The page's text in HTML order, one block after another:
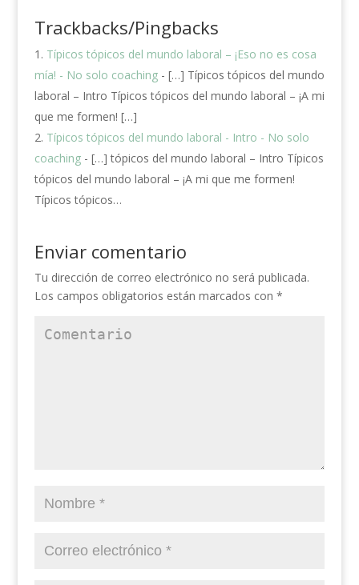
Trackbacks/Pingbacks
Típicos tópicos del mundo laboral – ¡Eso no es cosa
mía! - No solo coaching- […] Típicos tópicos del mundo
laboral – Intro Típicos tópicos del mundo laboral – ¡A mi
que me formen! […]
Típicos tópicos del mundo laboral - Intro - No solo
coaching- […] tópicos del mundo laboral – Intro Típicos
tópicos del mundo laboral – ¡A mi que me formen!
Típicos tópicos…
Enviar comentario
Tu dirección de correo electrónico no será publicada.
Los campos obligatorios están marcados con *